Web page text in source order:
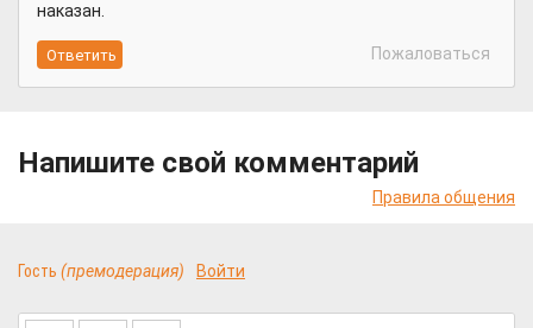
наказан.
Пожаловаться
Напишите свой комментарий
Правила общения
Гость (премодерация) Войти